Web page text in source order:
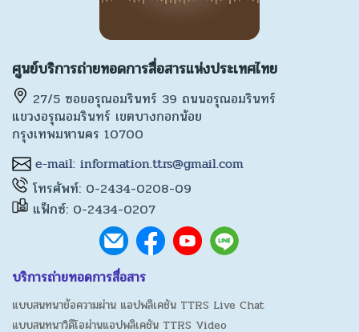
ศูนย์บริการถ่ายทอดการสื่อสารแห่งประเทศไทย
27/5 ซอยอรุณอมรินทร์ 39 ถนนอรุณอมรินทร์
แขวงอรุณอมรินทร์ เขตบางกอกน้อย
กรุงเทพมหานคร 10700
โทรศัพท์: 0-2434-0208-09
แฟ็กซ์: 0-2434-0207
บริการถ่ายทอดการสื่อสาร
แบบสนทนาข้อความผ่าน แอปพลิเคชัน TTRS Live Chat
แบบสนทนาวิดีโอผ่านแอปพลิเคชัน TTRS Video